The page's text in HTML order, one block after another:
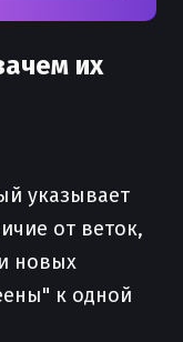
их
указывает
от веток,
новых
к одной